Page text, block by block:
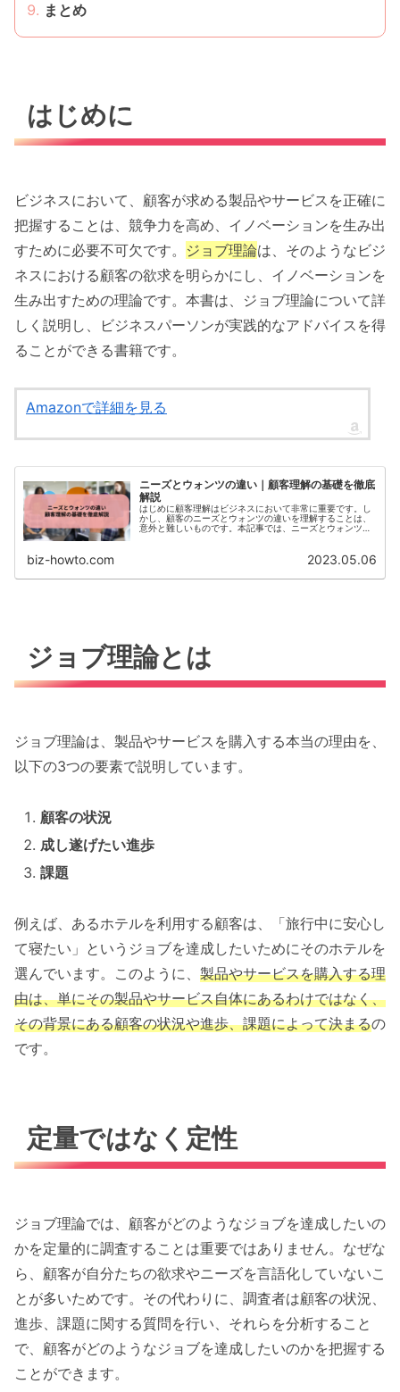
まとめ
はじめに
ビジネスにおいて、顧客が求める製品やサービスを正確に
把握することは、競争力を高め、イノベーションを生み出
すために必要不可欠です。 ジョブ理論は、そのようなビジ
ネスにおける顧客の欲求を明らかにし、イノベーションを
生み出すための理論です。本書は、ジョブ理論について詳
しく説明し、ビジネスパーソンが実践的なアドバイスを得
ることができる書籍です。
Amazonで詳細を見る
ニーズとウォンツの違い｜顧客理解の基礎を徹底
解説
はじめに顧客理解はビジネスにおいて非常に重要です。し
かし、顧客のニーズとウォンツの違いを理解することは、
意外と難しいものです。本記事では、ニーズとウォンツの
biz-howto.com 2023.05.06
ジョブ理論とは
ジョブ理論は、製品やサービスを購入する本当の理由を、
以下の3つの要素で説明しています。
顧客の状況
成し遂げたい進歩
課題
例えば、あるホテルを利用する顧客は、「旅行中に安心し
て寝たい」というジョブを達成したいためにそのホテルを
選んでいます。このように、 製品やサービスを購入する理
由は、単にその製品やサービス自体にあるわけではなく、
その背景にある顧客の状況や進歩、課題によって決まるの
です。
定量ではなく定性
ジョブ理論では、顧客がどのようなジョブを達成したいの
かを定量的に調査することは重要ではありません。なぜな
ら、顧客が自分たちの欲求やニーズを言語化していないこ
とが多いためです。その代わりに、調査者は顧客の状況、
進歩、課題に関する質問を行い、それらを分析すること
で、顧客がどのようなジョブを達成したいのかを把握する
ことができます。